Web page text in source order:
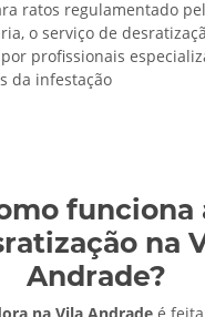
ratos regulamentado
o serviço de
profissionais
da infestação
funciona
na
Andrade?